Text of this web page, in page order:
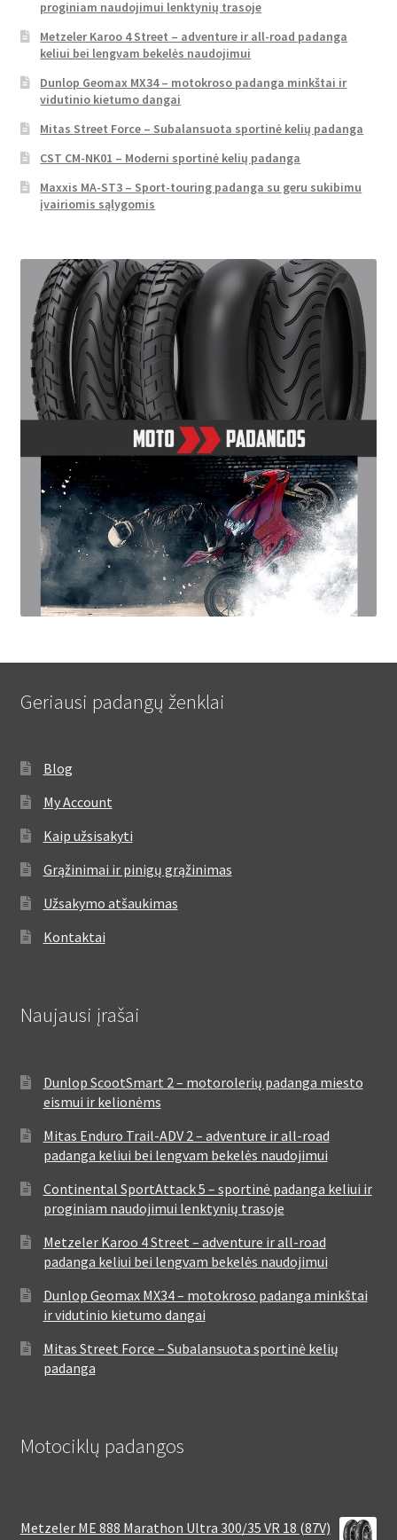
proginiam naudojimui lenktynių trasoje
Metzeler Karoo 4 Street – adventure ir all-road padanga
keliui bei lengvam bekelės naudojimui
Dunlop Geomax MX34 – motokroso padanga minkštai ir
vidutinio kietumo dangai
Mitas Street Force – Subalansuota sportinė kelių padanga
CST CM-NK01 – Moderni sportinė kelių padanga
Maxxis MA-ST3 – Sport-touring padanga su geru sukibimu
įvairiomis sąlygomis
Geriausi padangų ženklai
Blog
My Account
Kaip užsisakyti
Grąžinimai ir pinigų grąžinimas
Užsakymo atšaukimas
Kontaktai
Naujausi įrašai
Dunlop ScootSmart 2 – motorolerių padanga miesto
eismui ir kelionėms
Mitas Enduro Trail-ADV 2 – adventure ir all-road
padanga keliui bei lengvam bekelės naudojimui
Continental SportAttack 5 – sportinė padanga keliui ir
proginiam naudojimui lenktynių trasoje
Metzeler Karoo 4 Street – adventure ir all-road
padanga keliui bei lengvam bekelės naudojimui
Dunlop Geomax MX34 – motokroso padanga minkštai
ir vidutinio kietumo dangai
Mitas Street Force – Subalansuota sportinė kelių
padanga
Motociklų padangos
Metzeler ME 888 Marathon Ultra 300/35 VR 18 (87V)